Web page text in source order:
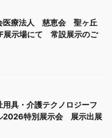
医療法人 慈恵会 聖ヶ丘
示場にて 常設展示のご
用具・介護テクノロジーフ
2026特別展示会 展示出展